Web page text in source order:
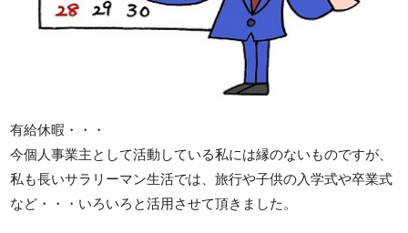
有給休暇・・・
今個人事業主として活動している私には縁のないものですが、
私も長いサラリーマン生活では、旅行や子供の入学式や卒業式
など・・・いろいろと活用させて頂きました。